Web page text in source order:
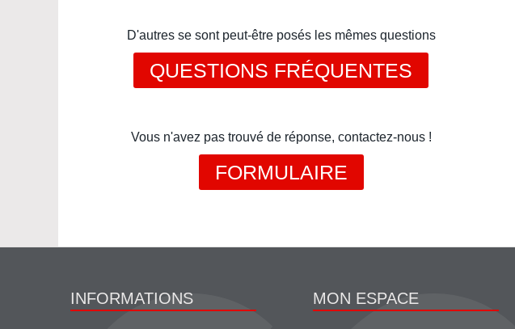
D'autres se sont peut-être posés les mêmes questions
QUESTIONS FRÉQUENTES
Vous n'avez pas trouvé de réponse, contactez-nous !
FORMULAIRE
INFORMATIONS MON ESPACE